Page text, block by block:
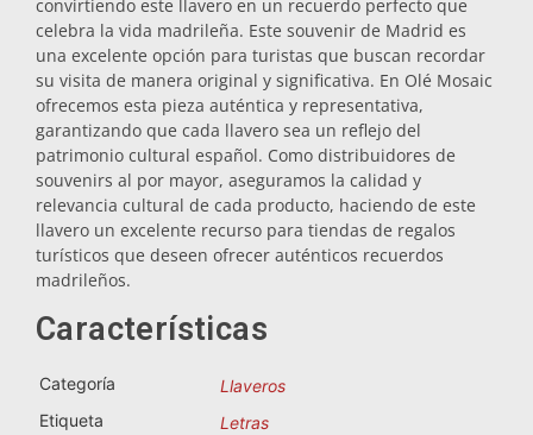
Vasos de chupito
Souvenirs por ciudad
Souvenirs de España
Souvenirs de Portugal
convirtiendo este llavero en un recuerdo perfecto que
celebra la vida madrileña. Este souvenir de Madrid es
una excelente opción para turistas que buscan recordar
su visita de manera original y significativa. En Olé Mosaic
ofrecemos esta pieza auténtica y representativa,
garantizando que cada llavero sea un reflejo del
patrimonio cultural español. Como distribuidores de
souvenirs al por mayor, aseguramos la calidad y
relevancia cultural de cada producto, haciendo de este
llavero un excelente recurso para tiendas de regalos
turísticos que deseen ofrecer auténticos recuerdos
madrileños.
Características
Categoría
Llaveros
Etiqueta
Letras